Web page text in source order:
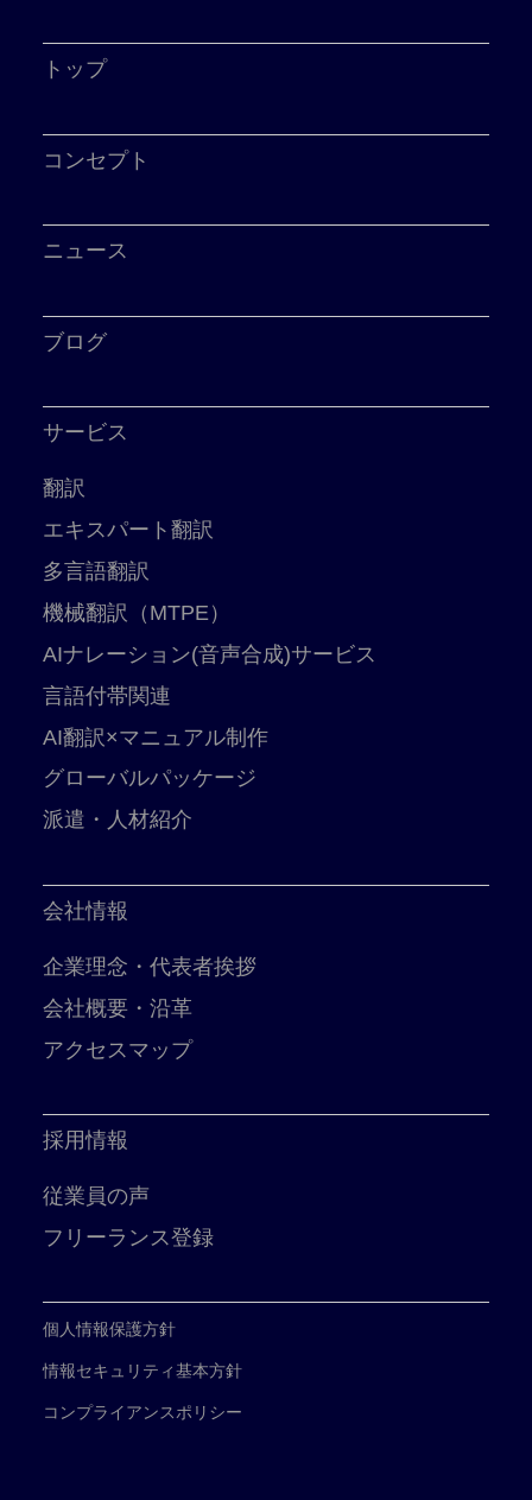
トップ
コンセプト
ニュース
ブログ
サービス
翻訳
エキスパート翻訳
多言語翻訳
機械翻訳（MTPE）
AIナレーション(音声合成)サービス
言語付帯関連
AI翻訳×マニュアル制作
グローバルパッケージ
派遣・人材紹介
会社情報
企業理念・代表者挨拶
会社概要・沿革
アクセスマップ
採用情報
従業員の声
フリーランス登録
個人情報保護方針
情報セキュリティ基本方針
コンプライアンスポリシー